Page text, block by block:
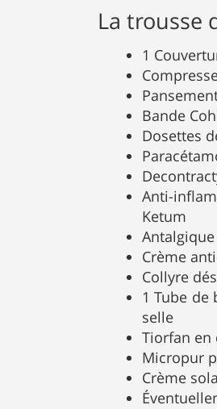
La trousse
1
Bande
Dosettes
Anti-
Ketum
Crème
Collyre
1 Tube
selle
Tiorfan en
Micropur
Crème